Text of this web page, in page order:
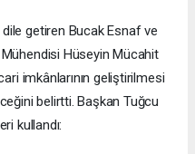
getiren Bucak Esnaf ve
Hüseyin Mücahit
imkânlarının geliştirilmesi
belirtti. Başkan Tuğcu
kullandı: